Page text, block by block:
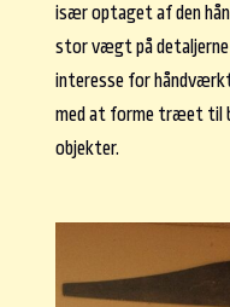
især optaget af den
stor vægt på detaljerne
interesse for
med at forme træet til
objekter.